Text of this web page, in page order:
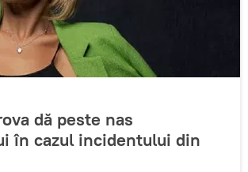
dă peste nas
în cazul incidentului din